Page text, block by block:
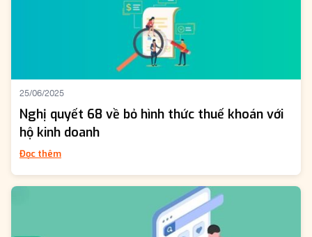
25/06/2025
Nghị quyết 68 về bỏ hình thức thuế khoán với
hộ kinh doanh
Đọc thêm